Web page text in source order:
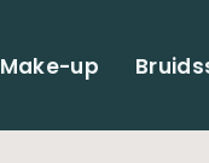
Make-up